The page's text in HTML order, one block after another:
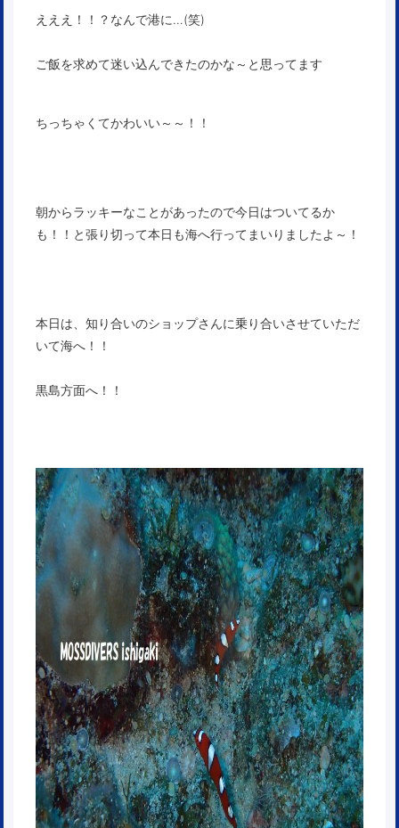
えええ！！？なんで港に…(笑)
ご飯を求めて迷い込んできたのかな～と思ってます
ちっちゃくてかわいい～～！！
朝からラッキーなことがあったので今日はついてるか
も！！と張り切って本日も海へ行ってまいりましたよ～！
本日は、知り合いのショップさんに乗り合いさせていただ
いて海へ！！
黒島方面へ！！